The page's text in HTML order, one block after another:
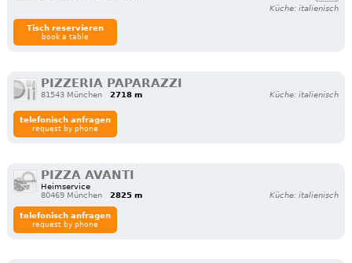
Küche: italienisch
Tisch reservieren
book a table
PIZZERIA PAPARAZZI
81543 München 2718 m Küche: italienisch
telefonisch anfragen
request by phone
PIZZA AVANTI
Heimservice
80469 München
2825 m Küche: italienisch
telefonisch anfragen
request by phone